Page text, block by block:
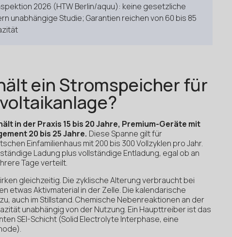
2026 (HTW Berlin/aquu): keine gesetzliche
unabhängige Studie; Garantien reichen von 60 bis 85
ein Stromspeicher für
in der Praxis 15 bis 20 Jahre, Premium-Geräte mit
20 bis 25 Jahre. Diese Spanne gilt für
Einfamilienhaus mit 200 bis 300 Vollzyklen pro Jahr.
Ladung plus vollständige Entladung, egal ob an
Tage verteilt.
gleichzeitig. Die zyklische Alterung verbraucht bei
etwas Aktivmaterial in der Zelle. Die kalendarische
auch im Stillstand. Chemische Nebenreaktionen an der
unabhängig von der Nutzung. Ein Haupttreiber ist das
SEI-Schicht (Solid Electrolyte Interphase, eine